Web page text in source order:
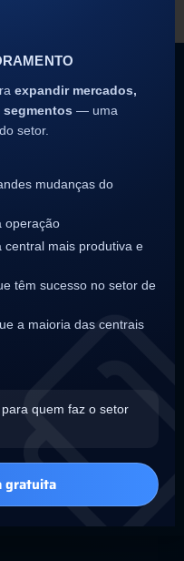
ao que é tendência no
expandir mercados,
— uma
setor.
mudanças do
operação
central mais produtiva e
têm sucesso no setor de
a maioria das centrais
quem faz o setor
gratuita